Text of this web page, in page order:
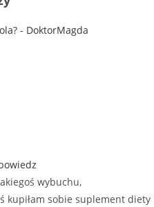
- DoktorMagda
wybuchu,
kupiłam sobie suplement diety